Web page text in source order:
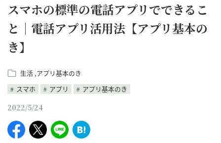
スマホの標準の電話アプリでできるこ
と｜電話アプリ活用法【アプリ基本の
き】
生活 アプリ基本のき
スマホ
アプリ アプリ基本のき
2022/5/24